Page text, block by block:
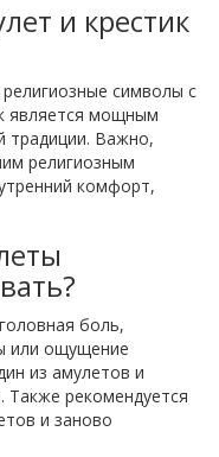
и крестик
символы с
является мощным
традиции. Важно,
религиозным
комфорт,
боль,
или ощущение
из амулетов и
Также рекомендуется
и заново